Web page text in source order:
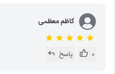
کاظم معظمی
0 پاسخ